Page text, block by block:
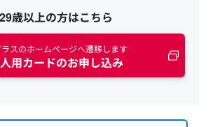
29歳以上の方はこちら
スのホームページへ遷移します
用カードのお申し込み